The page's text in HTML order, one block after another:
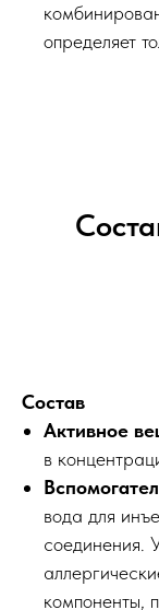
определяет
Состав
Активное
в
вода для
соединения.
компоненты,